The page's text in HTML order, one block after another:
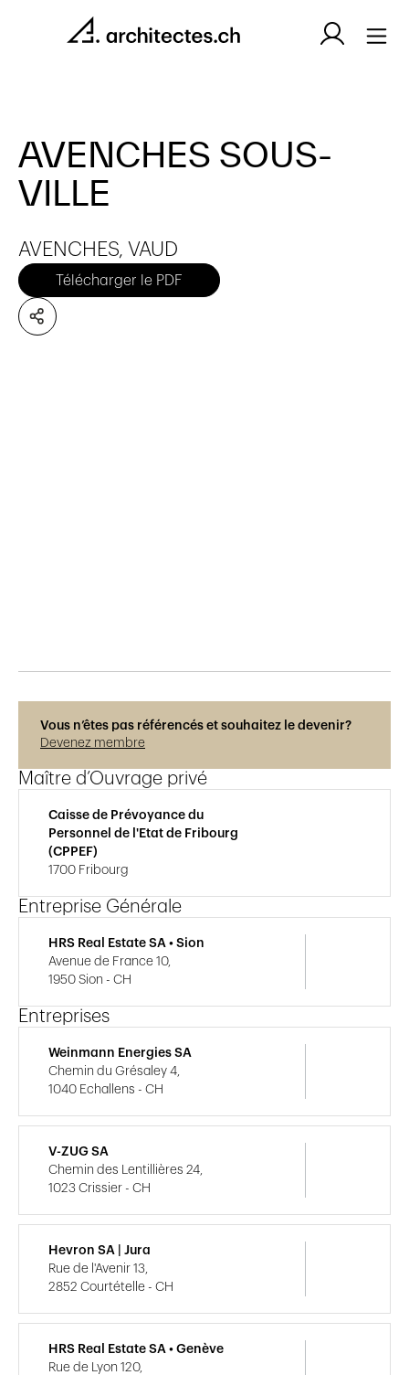
AVENCHES SOUS-
VILLE
AVENCHES, VAUD
Télécharger le PDF
Vous n’êtes pas référencés et souhaitez le devenir?
Devenez membre
Maître d’Ouvrage privé
Caisse de Prévoyance du
Personnel de l'Etat de Fribourg
(CPPEF)
1700 Fribourg
Entreprise Générale
HRS Real Estate SA • Sion
Avenue de France 10,
1950 Sion - CH
Entreprises
Weinmann Energies SA
Chemin du Grésaley 4,
1040 Echallens - CH
V-ZUG SA
Chemin des Lentillières 24,
1023 Crissier - CH
Hevron SA | Jura
Rue de l'Avenir 13,
2852 Courtételle - CH
HRS Real Estate SA • Genève
Rue de Lyon 120,